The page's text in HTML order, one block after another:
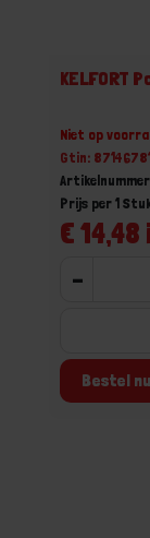
KELFORT
Niet op
Gtin:
Artikelnummer
€ 14,48
Prijs per 1
-
Bestel